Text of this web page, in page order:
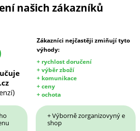
našich zákazníků
Zákazníci nejčastěji zmiňují tyto
výhody:
+ rychlost doručení
+ výběr zboží
+ komunikace
+ ceny
+ ochota
+ Výborně zorganizovyný e
shop